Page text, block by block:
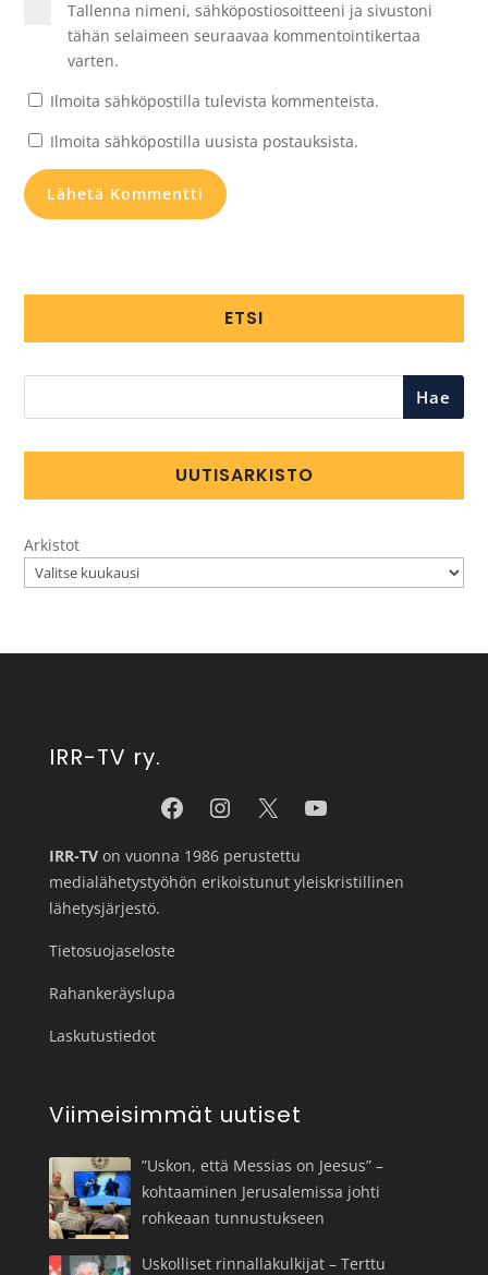
Tallenna nimeni, sähköpostiosoitteeni ja sivustoni
tähän selaimeen seuraavaa kommentointikertaa
varten.
Ilmoita sähköpostilla tulevista kommenteista.
Ilmoita sähköpostilla uusista postauksista.
ETSI
Hae
UUTISARKISTO
Arkistot
IRR-TV ry.
IRR-TVon vuonna 1986 perustettu
medialähetystyöhön erikoistunut yleiskristillinen
lähetysjärjestö.
Tietosuojaseloste
Rahankeräyslupa
Laskutustiedot
Viimeisimmät uutiset
”Uskon, että Messias on Jeesus” –
kohtaaminen Jerusalemissa johti
rohkeaan tunnustukseen
Uskolliset rinnallakulkijat – Terttu